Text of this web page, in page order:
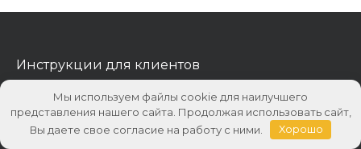
Инструкции для клиентов
О сайте Profits-Plus.ru
Реклама на сайте
Карта сайта
Мы используем файлы cookie для наилучшего
представления нашего сайта. Продолжая использовать сайт,
Вы даете свое согласие на работу с ними.
Хорошо